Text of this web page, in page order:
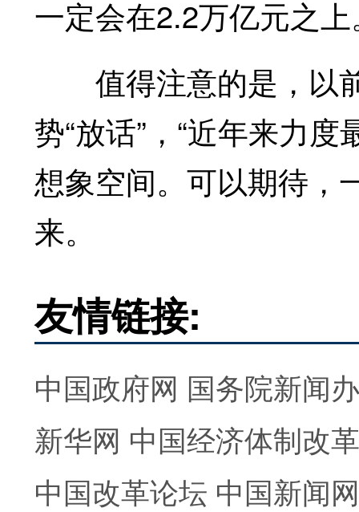
一定会在2.2万亿元之
值得注意的是，以
势“放话”，“近年来力
想象空间。可以期待，
来。
友情链接:
中国政府网 国务院新闻
新华网 中国经济体制改
中国改革论坛 中国新闻网